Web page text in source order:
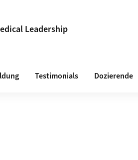
Leadership
Testimonials Dozierende